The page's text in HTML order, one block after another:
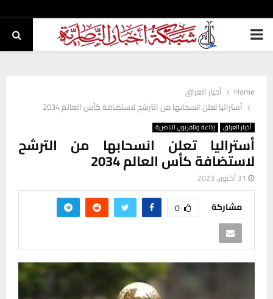
PRIMARY
Home
أخبار العراق
أستراليا تعلن انسحابها من الترشح لاستضافة كأس العالم 2034
أخبار العراق إذاعة وتلفزيون الناصرية
أستراليا تعلن انسحابها من الترشح
لاستضافة كأس العالم 2034
31 أكتوبر، 2023
مشاركة 0